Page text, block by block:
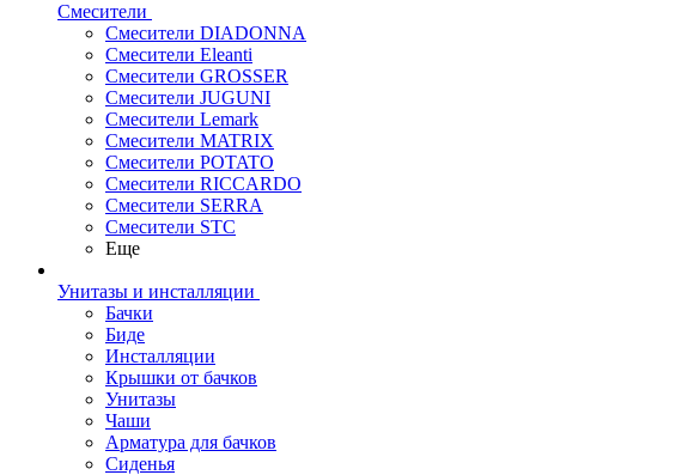
Смесители
Смесители DIADONNA
Смесители Eleanti
Смесители GROSSER
Смесители JUGUNI
Смесители Lemark
Смесители MATRIX
Смесители POTATO
Смесители RICCARDO
Смесители SERRA
Смесители STC
Еще
Унитазы и инсталляции
Бачки
Биде
Инсталляции
Крышки от бачков
Унитазы
Чаши
Арматура для бачков
Сиденья